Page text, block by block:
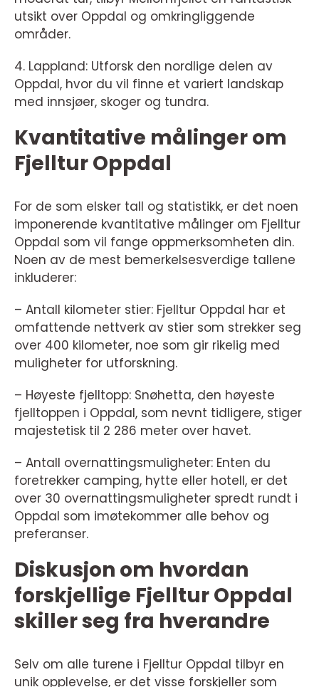
utsikt over Oppdal og omkringliggende
områder.
4. Lappland: Utforsk den nordlige delen av
Oppdal, hvor du vil finne et variert landskap
med innsjøer, skoger og tundra.
Kvantitative målinger om
Fjelltur Oppdal
For de som elsker tall og statistikk, er det noen
imponerende kvantitative målinger om Fjelltur
Oppdal som vil fange oppmerksomheten din.
Noen av de mest bemerkelsesverdige tallene
inkluderer:
– Antall kilometer stier: Fjelltur Oppdal har et
omfattende nettverk av stier som strekker seg
over 400 kilometer, noe som gir rikelig med
muligheter for utforskning.
– Høyeste fjelltopp: Snøhetta, den høyeste
fjelltoppen i Oppdal, som nevnt tidligere, stiger
majestetisk til 2 286 meter over havet.
– Antall overnattingsmuligheter: Enten du
foretrekker camping, hytte eller hotell, er det
over 30 overnattingsmuligheter spredt rundt i
Oppdal som imøtekommer alle behov og
preferanser.
Diskusjon om hvordan
forskjellige Fjelltur Oppdal
skiller seg fra hverandre
Selv om alle turene i Fjelltur Oppdal tilbyr en
unik opplevelse, er det visse forskjeller som